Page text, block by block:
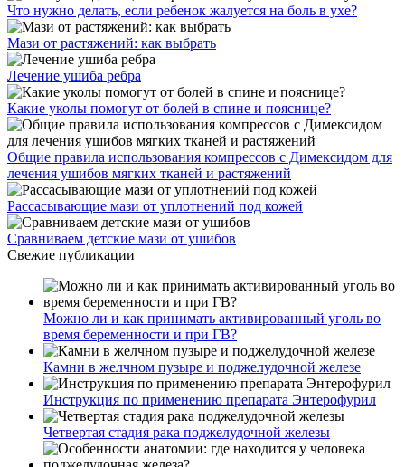
Что нужно делать, если ребенок жалуется на боль в ухе?
Мази от растяжений: как выбрать
Лечение ушиба ребра
Какие уколы помогут от болей в спине и пояснице?
Общие правила использования компрессов с Димексидом для
лечения ушибов мягких тканей и растяжений
Рассасывающие мази от уплотнений под кожей
Сравниваем детские мази от ушибов
Свежие публикации
Можно ли и как принимать активированный уголь во
время беременности и при ГВ?
Камни в желчном пузыре и поджелудочной железе
Инструкция по применению препарата Энтерофурил
Четвертая стадия рака поджелудочной железы